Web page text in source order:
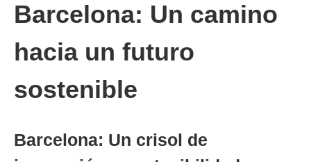
Barcelona: Un camino
hacia un futuro
sostenible
Barcelona: Un crisol de